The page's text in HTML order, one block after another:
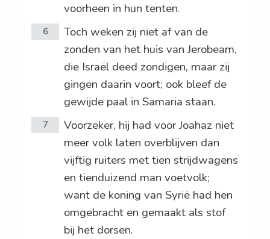
voorheen in hun tenten.
6
Toch weken zij niet af van de
zonden van het huis van Jerobeam,
die Israël deed zondigen, maar zij
gingen daarin voort; ook bleef de
gewijde paal in Samaria staan.
7
Voorzeker, hij had voor Joahaz niet
meer volk laten overblijven dan
vijftig ruiters met tien strijdwagens
en tienduizend man voetvolk;
want de koning van Syrië had hen
omgebracht en gemaakt als stof
bij het dorsen.